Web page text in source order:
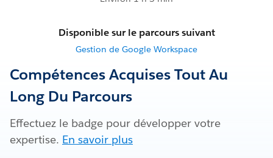
Disponible sur le parcours suivant
Gestion de Google Workspace
Compétences Acquises Tout Au
Long Du Parcours
Effectuez le badge pour développer votre
expertise. En savoir plus